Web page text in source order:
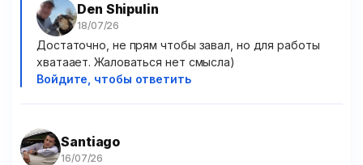
Den Shipulin
Достаточно, не прям чтобы завал, но для работы
хватаает. Жаловаться нет смысла)
Войдите, чтобы ответить
Santiago